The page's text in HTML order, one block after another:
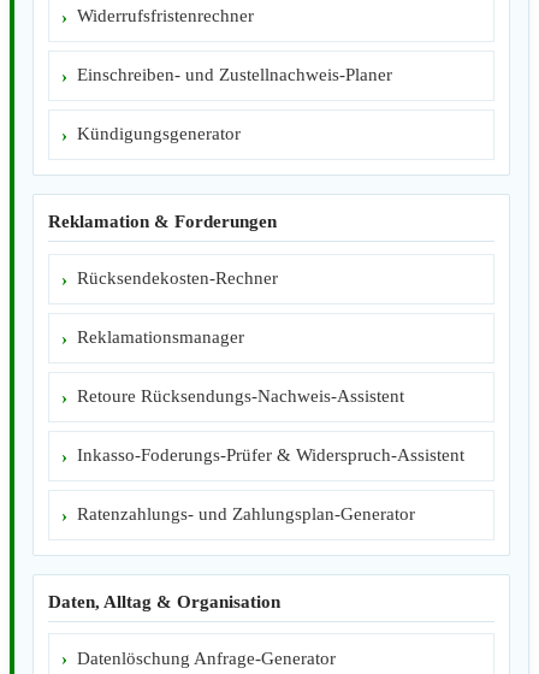
Widerrufsfristenrechner
Einschreiben- und Zustellnachweis-Planer
Kündigungsgenerator
Reklamation & Forderungen
Rücksendekosten-Rechner
Reklamationsmanager
Retoure Rücksendungs-Nachweis-Assistent
Inkasso-Foderungs-Prüfer & Widerspruch-Assistent
Ratenzahlungs- und Zahlungsplan-Generator
Daten, Alltag & Organisation
Datenlöschung Anfrage-Generator